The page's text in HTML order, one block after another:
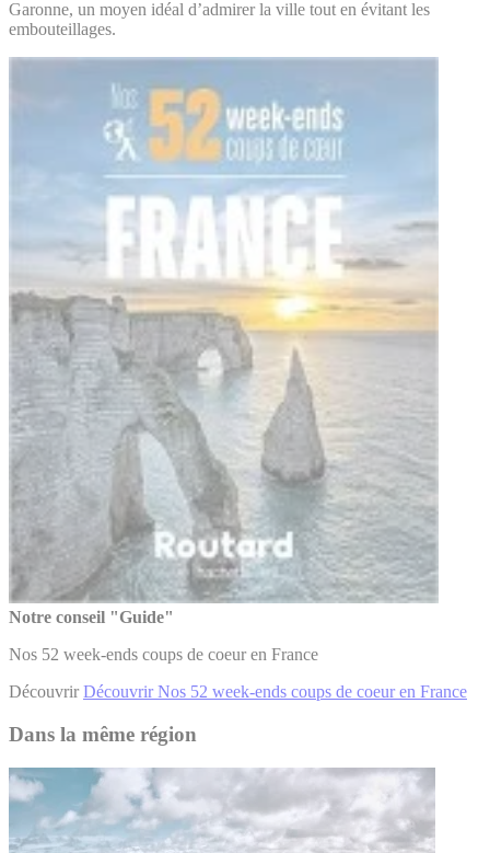
Garonne, un moyen idéal d’admirer la ville tout en évitant les
embouteillages.
Notre conseil "Guide"
Nos 52 week-ends coups de coeur en France
Découvrir Découvrir Nos 52 week-ends coups de coeur en France
Dans la même région